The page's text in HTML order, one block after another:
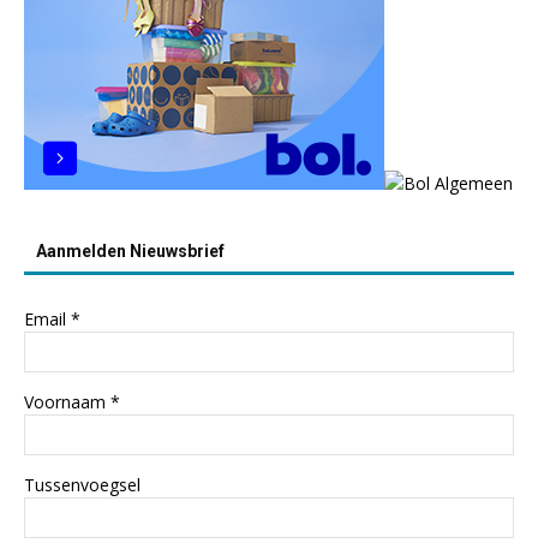
Aanmelden Nieuwsbrief
Email *
Voornaam *
Tussenvoegsel